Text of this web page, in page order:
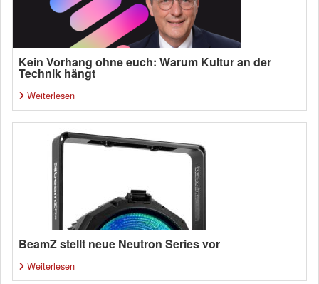
Kein Vorhang ohne euch: Warum Kultur an der
Technik hängt
Weiterlesen
BeamZ stellt neue Neutron Series vor
Weiterlesen